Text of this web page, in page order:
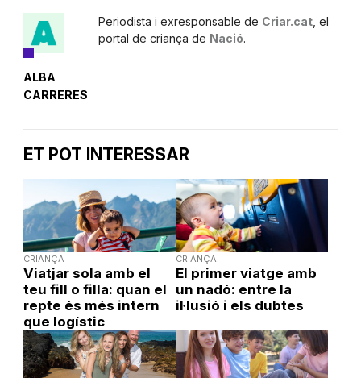
ALBA
CARRERES
Periodista i exresponsable de Criar.cat , el
portal de criança de Nació.
ET POT INTERESSAR
CRIANÇA
Viatjar sola amb el
teu fill o filla: quan el
repte és més intern
que logístic
CRIANÇA
El primer viatge amb
un nadó: entre la
il·lusió i els dubtes